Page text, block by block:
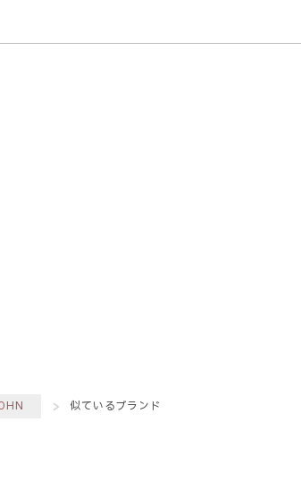
似ているブランド